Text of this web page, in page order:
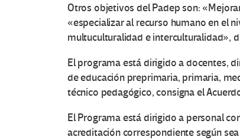
Otros objetivos del Padep son:
«especializar al recurso humano en el
multuculturalidad e interculturalidad»,
El programa está dirigido a docentes,
de educación preprimaria, primaria,
técnico pedagógico, consigna el
El Programa está dirigido a personal
acreditación correspondiente según